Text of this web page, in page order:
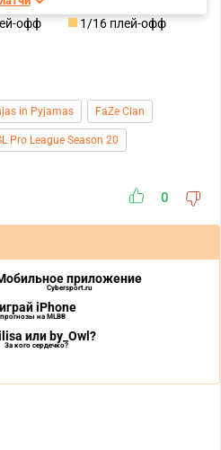
офф
1/16 плей-офф
in Pyjamas FaZe Clan
Pro League Season 20
0
приложение
Cybersport.ru
iPhone
прогнозы на MLBB
или by_Owl?
За кого сердечко?